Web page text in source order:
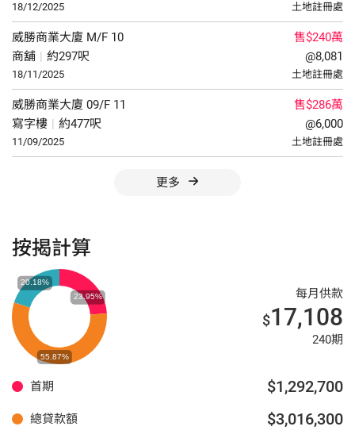
18/12/2025 土地註冊處
威勝商業大廈 M/F 10
商舖 | 約297呎
18/11/2025
售$240萬
@8,081
土地註冊處
威勝商業大廈 09/F 11
寫字樓 | 約477呎
11/09/2025
售$286萬
@6,000
土地註冊處
更多
按揭計算
每月供款
$17,108
240期
首期 $1,292,700
總貸款額 $3,016,300